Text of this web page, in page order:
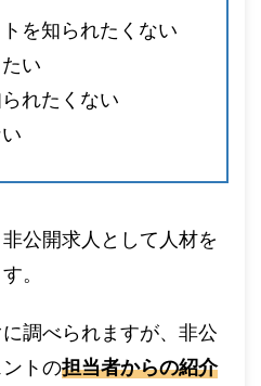
を知られたくない
い
れたくない
公開求人として人材を
。
調べられますが、非公
トの担当者からの紹介